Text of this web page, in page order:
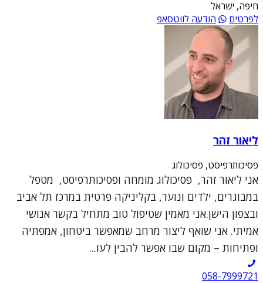
חיפה, ישראל
לפרטים
הודעה לווטסאפ
ליאור זהר
פסיכותרפיסט, פסיכולוג
אני ליאור זהר, פסיכולוג מומחה ופסיכותרפיסט, מטפל
במבוגרים, ילדים ונוער, בקליניקה פרטית במרכז תל אביב
ובצפון הישן.אני מאמין שטיפול טוב מתחיל בקשר אנושי
אמיתי. אני שואף ליצור מרחב שמאפשר ביטחון, אמפתיה
ופתיחות – מקום שבו אפשר להבין לעו...